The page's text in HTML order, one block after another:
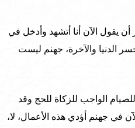
يقول الآن أنا أتشهد وأدخل في
الدنيا والآخرة، جهنم ليست
الواجب للزكاة للحج وقد
في جهنم أؤدي هذه الأعمال، لا،